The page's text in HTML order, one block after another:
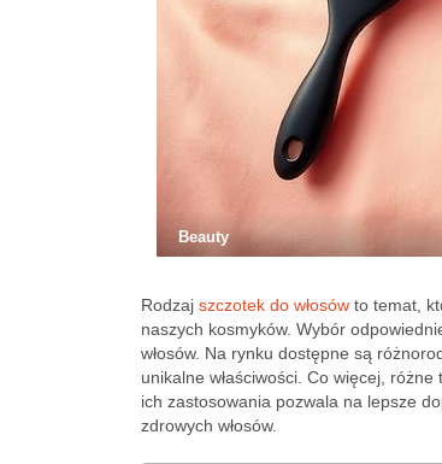
Beauty
Rodzaj szczotek do włosów to temat,
naszych kosmyków. Wybór
włosów. Na rynku dostępne są
unikalne właściwości. Co więcej,
ich zastosowania pozwala na lepsze
zdrowych włosów.